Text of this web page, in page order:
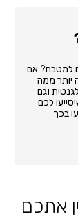
למטבח? אם
יותר ממה
וגם
לכם
בכך
אתכם